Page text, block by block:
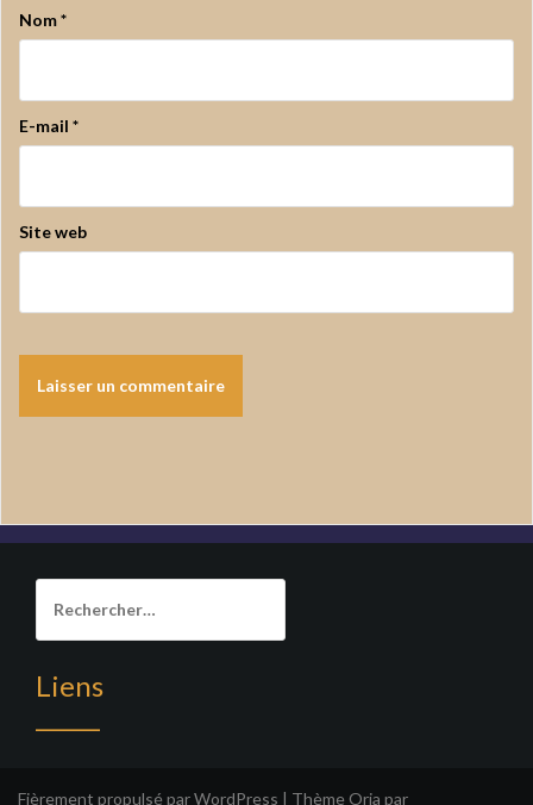
Nom*
E-mail *
Site web
Liens
Fièrement propulsé par WordPress | Thème Oria par